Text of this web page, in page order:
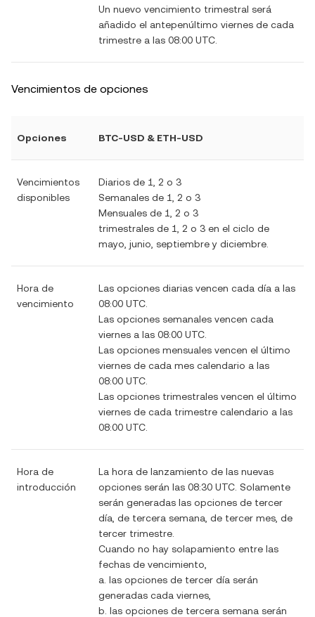
Un nuevo vencimiento trimestral será
añadido el antepenúltimo viernes de cada
trimestre a las 08:00 UTC.
Vencimientos de opciones
Opciones BTC-USD & ETH-USD
Vencimientos
disponibles
Diarios de 1, 2 o 3
Semanales de 1, 2 o 3
Mensuales de 1, 2 o 3
trimestrales de 1, 2 o 3 en el ciclo de
mayo, junio, septiembre y diciembre.
Hora de
vencimiento
Las opciones diarias vencen cada día a las
08:00 UTC.
Las opciones semanales vencen cada
viernes a las 08:00 UTC.
Las opciones mensuales vencen el último
viernes de cada mes calendario a las
08:00 UTC.
Las opciones trimestrales vencen el último
viernes de cada trimestre calendario a las
08:00 UTC.
Hora de
introducción
La hora de lanzamiento de las nuevas
opciones serán las 08:30 UTC. Solamente
serán generadas las opciones de tercer
día, de tercera semana, de tercer mes, de
tercer trimestre.
Cuando no hay solapamiento entre las
fechas de vencimiento,
a. las opciones de tercer día serán
generadas cada viernes,
b. las opciones de tercera semana serán